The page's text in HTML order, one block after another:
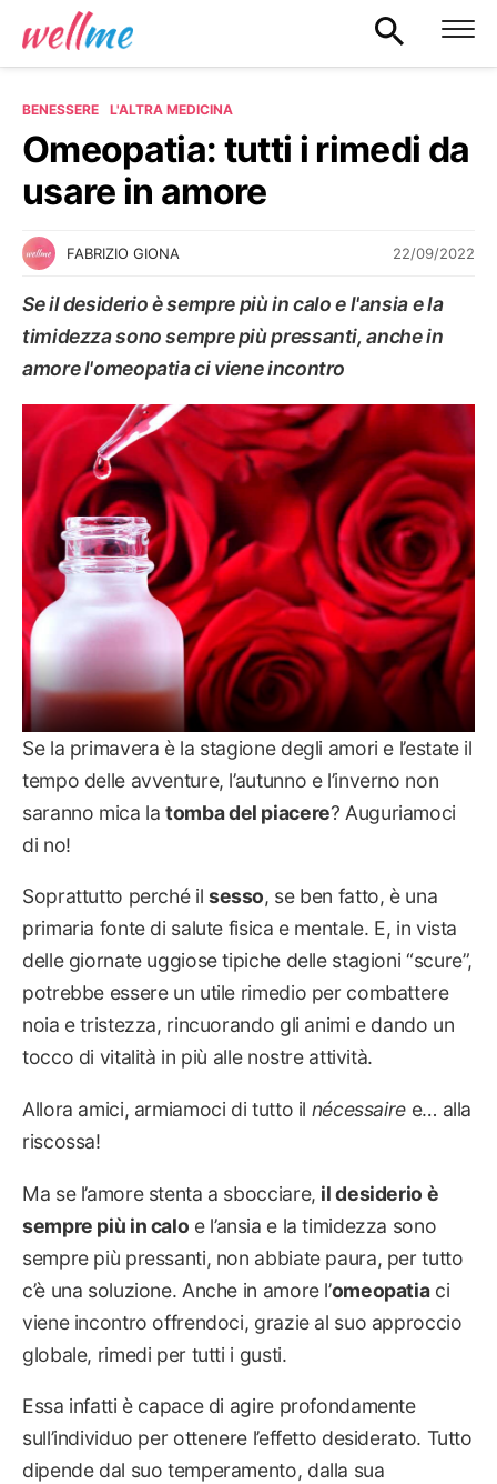
BENESSERE L'ALTRA MEDICINA
Omeopatia: tutti i rimedi da
usare in amore
FABRIZIO GIONA 22/09/2022
Se il desiderio è sempre più in calo e l'ansia e la
timidezza sono sempre più pressanti, anche in
amore l'omeopatia ci viene incontro
L'ALTRA MEDICINA
Se la primavera è la stagione degli amori e l’estate il
tempo delle avventure, l’autunno e l’inverno non
saranno mica latomba del piacere? Auguriamoci
di no!
Soprattutto perché il sesso, se ben fatto, è una
primaria fonte di salute fisica e mentale. E, in vista
delle giornate uggiose tipiche delle stagioni “scure”,
potrebbe essere un utile rimedio per combattere
noia e tristezza, rincuorando gli animi e dando un
tocco di vitalità in più alle nostre attività.
Allora amici, armiamoci di tutto il nécessaire e… alla
riscossa!
Ma se l’amore stenta a sbocciare, il desiderio è
sempre più in calo e l’ansia e la timidezza sono
sempre più pressanti, non abbiate paura, per tutto
c’è una soluzione. Anche in amore l’omeopatiaci
viene incontro offrendoci, grazie al suo approccio
globale, rimedi per tutti i gusti.
Essa infatti è capace di agire profondamente
sull’individuo per ottenere l’effetto desiderato. Tutto
dipende dal suo temperamento, dalla sua